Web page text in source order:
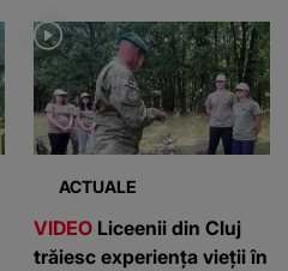
ACTUALE
VIDEO Liceenii din Cluj
trăiesc experiența vieții în